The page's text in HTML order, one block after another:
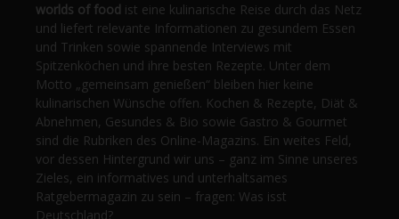
worlds of food ist eine kulinarische Reise durch das Netz
und liefert relevante Informationen zu gesundem Essen
und Trinken sowie spannende Interviews mit
Spitzenköchen und ihre besten Rezepte. Unter dem
Motto „gemeinsam genießen“ bleiben hier keine
kulinarischen Wünsche offen. Kochen & Rezepte, Diät &
Abnehmen, Gesundes & Bio sowie Gastro & Gourmet
sind die Rubriken des Online-Magazins. Ein weites Feld,
vor dessen Hintergrund wir uns – ganz im Sinne unseres
Zieles, ein informatives und unterhaltsames
Ratgebermagazin zu sein – fragen: Was isst
Deutschland?